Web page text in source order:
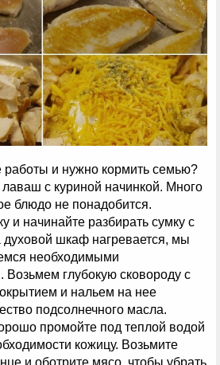
и нужно кормить семью?
с куриной начинкой. Много
блюдо не понадобится.
и начинайте разбирать сумку с
духовой шкаф нагревается, мы
необходимыми
Возьмем глубокую сковороду с
и нальем на нее
подсолнечного масла.
промойте под теплой водой
кожицу. Возьмите